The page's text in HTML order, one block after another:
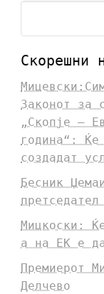
Скорешни
Законот за
„Скопје –
година“:
создадат
Бесник
Мицкоски:
а на ЕК е
Премиерот
Делчево